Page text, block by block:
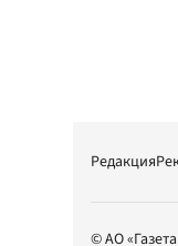
Редакция
© АО